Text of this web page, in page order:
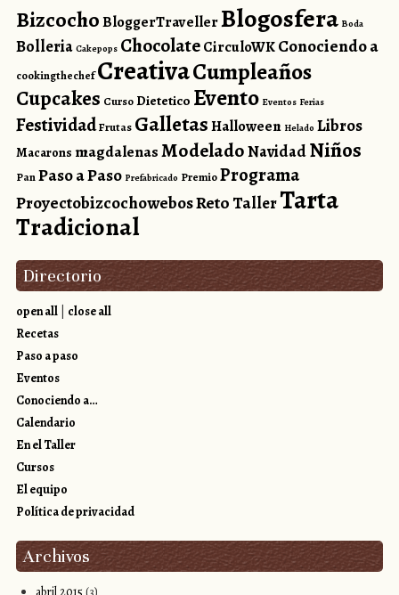
BizcochoBloggerTravellerBlogosfera Boda
Bolleria Cakepops ChocolateCirculoWKConociendo a
cookingthechef CreativaCumpleaños
Cupcakes CursoDietetico Evento Eventos Ferias
FestividadFrutas GalletasHalloween Helado Libros
Macarons magdalenasModeladoNavidadNiños
PanPaso a Paso Prefabricado PremioPrograma
ProyectobizcochowebosReto TallerTarta
Tradicional
Directorio
open all| close all
Recetas
Paso a paso
Eventos
Conociendo a…
Calendario
En el Taller
Cursos
El equipo
Política de privacidad
Archivos